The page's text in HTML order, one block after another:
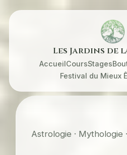
Les Jardins de
AccueilCoursStages
Festival du Mieux
Astrologie · Mythologie